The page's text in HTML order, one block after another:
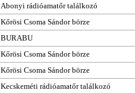
Abonyi rádióamatőr találkozó
Kőrösi Csoma Sándor börze
BURABU
Kőrösi Csoma Sándor börze
Kőrösi Csoma Sándor börze
Kecskeméti rádióamatőr találkozó